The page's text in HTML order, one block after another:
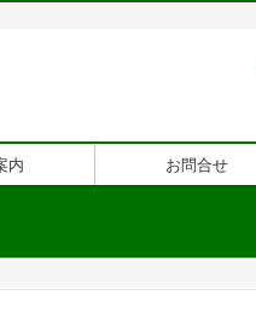
内 お問合せ